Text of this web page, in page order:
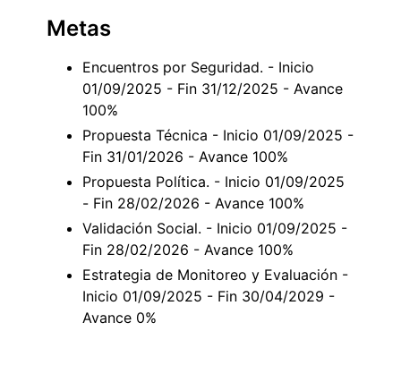
Metas
Encuentros por Seguridad. - Inicio
01/09/2025 - Fin 31/12/2025 - Avance
100%
Propuesta Técnica - Inicio 01/09/2025 -
Fin 31/01/2026 - Avance 100%
Propuesta Política. - Inicio 01/09/2025
- Fin 28/02/2026 - Avance 100%
Validación Social. - Inicio 01/09/2025 -
Fin 28/02/2026 - Avance 100%
Estrategia de Monitoreo y Evaluación -
Inicio 01/09/2025 - Fin 30/04/2029 -
Avance 0%